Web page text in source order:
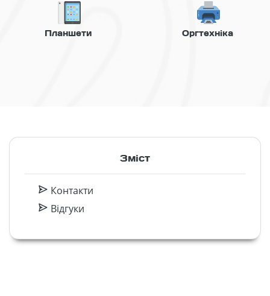
Планшети Оргтехніка
Зміст
Контакти
Відгуки